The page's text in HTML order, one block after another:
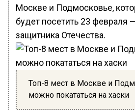
Москве и Подмосковье,
будет посетить 23 февраля
защитника Отечества.
Топ-8 мест в Москве и
можно покататься на хаски